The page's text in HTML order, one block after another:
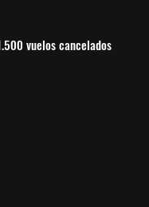
vuelos cancelados